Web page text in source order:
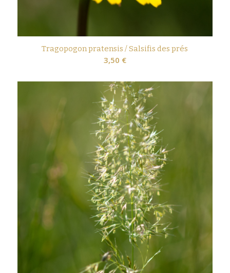
Tragopogon pratensis / Salsifis des prés
3,50 €